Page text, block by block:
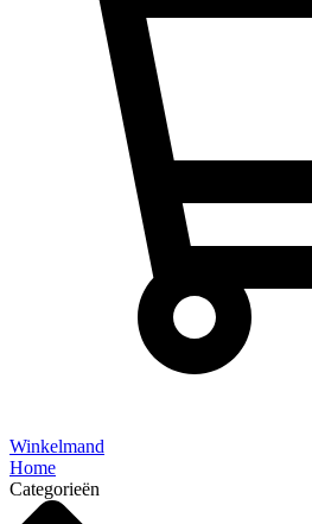
Winkelmand
Home
Categorieën